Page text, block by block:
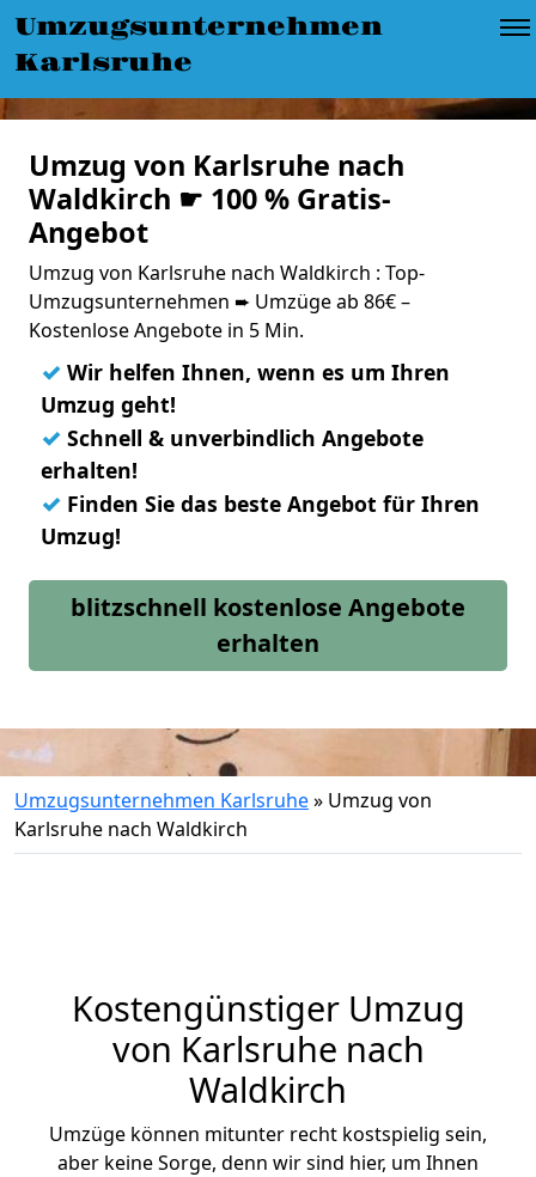
Umzugsunternehmen
Karlsruhe
Umzug von Karlsruhe nach
Waldkirch ☛ 100 % Gratis-
Angebot
Umzug von Karlsruhe nach Waldkirch : Top-
Umzugsunternehmen ➨ Umzüge ab 86€ –
Kostenlose Angebote in 5 Min.
✓ Wir helfen Ihnen, wenn es um Ihren
Umzug geht!
✓ Schnell & unverbindlich Angebote
erhalten!
✓ Finden Sie das beste Angebot für Ihren
Umzug!
blitzschnell kostenlose Angebote
erhalten
Umzugsunternehmen Karlsruhe» Umzug von
Karlsruhe nach Waldkirch
Kostengünstiger Umzug
von Karlsruhe nach
Waldkirch
Umzüge können mitunter recht kostspielig sein,
aber keine Sorge, denn wir sind hier, um Ihnen